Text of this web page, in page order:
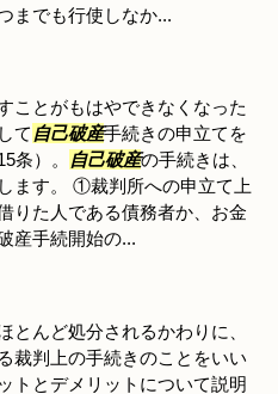
までも行使しなか...
ことがもはやできなくなった
て 自己破産手続きの申立てを
条）。
自己破産の手続きは、
ます。 ①裁判所への申立て上
りた人である債務者か、お金
産手続開始の...
とんど処分されるかわりに、
裁判上の手続きのことをいい
トとデメリットについて説明